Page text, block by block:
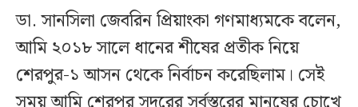
ডা. সানসিলা জেবরিন প্রিয়াংকা গণমাধ্যমকে বলেন,
আমি ২০১৮ সালে ধানের শীষের প্রতীক নিয়ে
শেরপুর-১ আসন থেকে নির্বাচন করেছিলাম। সেই